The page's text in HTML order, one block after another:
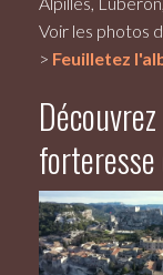
Voir les photos
> Feuilletez
forteresse